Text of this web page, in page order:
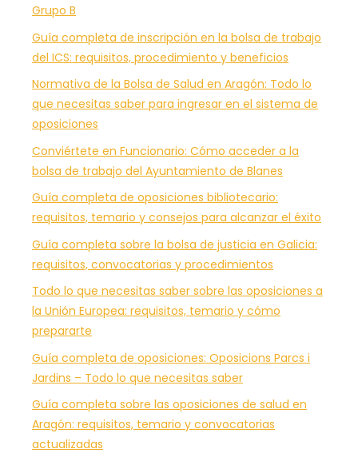
Grupo B
Guía completa de inscripción en la bolsa de trabajo
del ICS: requisitos, procedimiento y beneficios
Normativa de la Bolsa de Salud en Aragón: Todo lo
que necesitas saber para ingresar en el sistema de
oposiciones
Conviértete en Funcionario: Cómo acceder a la
bolsa de trabajo del Ayuntamiento de Blanes
Guía completa de oposiciones bibliotecario:
requisitos, temario y consejos para alcanzar el éxito
Guía completa sobre la bolsa de justicia en Galicia:
requisitos, convocatorias y procedimientos
Todo lo que necesitas saber sobre las oposiciones a
la Unión Europea: requisitos, temario y cómo
prepararte
Guía completa de oposiciones: Oposicions Parcs i
Jardins – Todo lo que necesitas saber
Guía completa sobre las oposiciones de salud en
Aragón: requisitos, temario y convocatorias
actualizadas